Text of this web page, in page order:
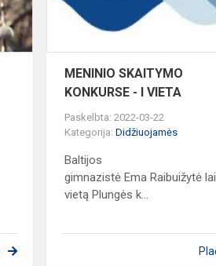
MENINIO SKAITYMO
KONKURSE - I VIETA
Paskelbta: 2022-03-22
Kategorija:Didžiuojamės
Baltijos
gimnazistė Ema Raibuižytė
vietą Plungės k...